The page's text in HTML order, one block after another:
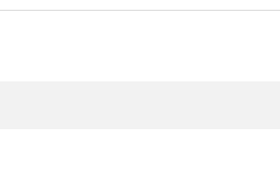
đón tránh xa khu vực mà bạn